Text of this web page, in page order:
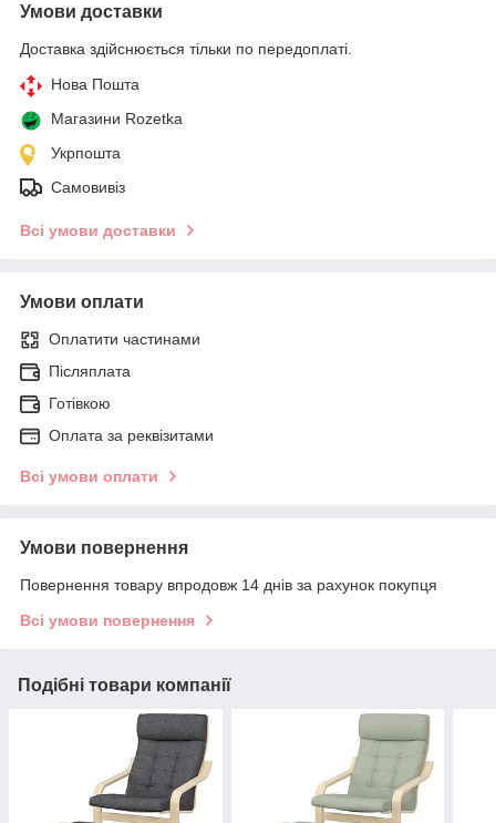
Умови доставки
Доставка здійснюється тільки по передоплаті.
Нова Пошта
Магазини Rozetka
Укрпошта
Самовивіз
Всі умови доставки
Умови оплати
Оплатити частинами
Післяплата
Готівкою
Оплата за реквізитами
Всі умови оплати
Умови повернення
Повернення товару впродовж 14 днів за рахунок покупця
Всі умови повернення
Подібні товари компанії